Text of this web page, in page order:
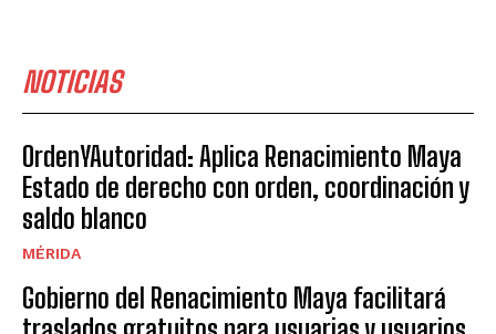
NOTICIAS
OrdenYAutoridad: Aplica Renacimiento Maya
Estado de derecho con orden, coordinación y
saldo blanco
MÉRIDA
Gobierno del Renacimiento Maya facilitará